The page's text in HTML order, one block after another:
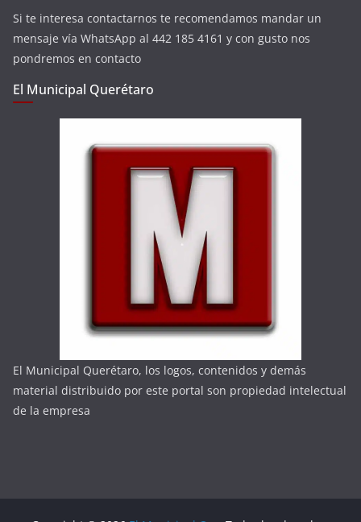
Si te interesa contactarnos te recomendamos mandar un
mensaje vía WhatsApp al 442 185 4161 y con gusto nos
pondremos en contacto
El Municipal Querétaro
El Municipal Querétaro, los logos, contenidos y demás
material distribuido por este portal son propiedad intelectual
de la empresa